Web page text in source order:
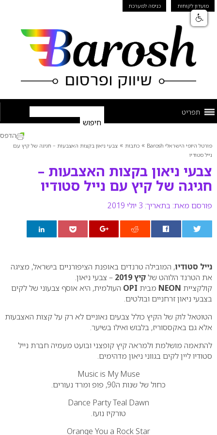
מועדון לקוחות כניסה למערכת
תפריט
פורטל היופי הישראלי Barosh » כתבות » צבעי ניאון בקצות האצבעות – חגיגה של קיץ עם
נייל סטודיו
צבעי ניאון בקצות האצבעות –
חגיגה של קיץ עם נייל סטודיו
פורסם מאת: בתאריך: 3 יולי 2019
הדפס
נייל סטודיו, המובילה טרנדים באופנת הציפורניים בישראל, מציגה
את הטרנד הלוהט שלקיץ 2019
– צבעי ניאון.
קולקציית NEON מבית OPI העולמית, היא אוסף צבעוני של לקים
בצבעי ניאון זרחניים ובולטים.
הטוטאל לוק של הקיץ כולל צבעים נאוניים לא רק על קצות האצבעות
אלא גם באקססוריז, בלבוש ואילו בשיער.
להתאמה מושלמת ולמראה קיץ קופצני ובועט מעמיה חברת נייל
סטודיו ליין לקים בגווני ניאון מדהימים.
Music is My Muse
כחול של שנות ה90, פופ ומרד נעורים.
Dance Party Teal Dawn
טורקיז נועז.
Orange You a Rock Star